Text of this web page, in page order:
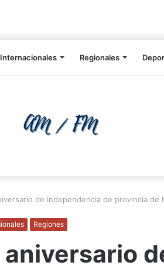
Internacionales Regionales
de independencia de provincia de
Regiones